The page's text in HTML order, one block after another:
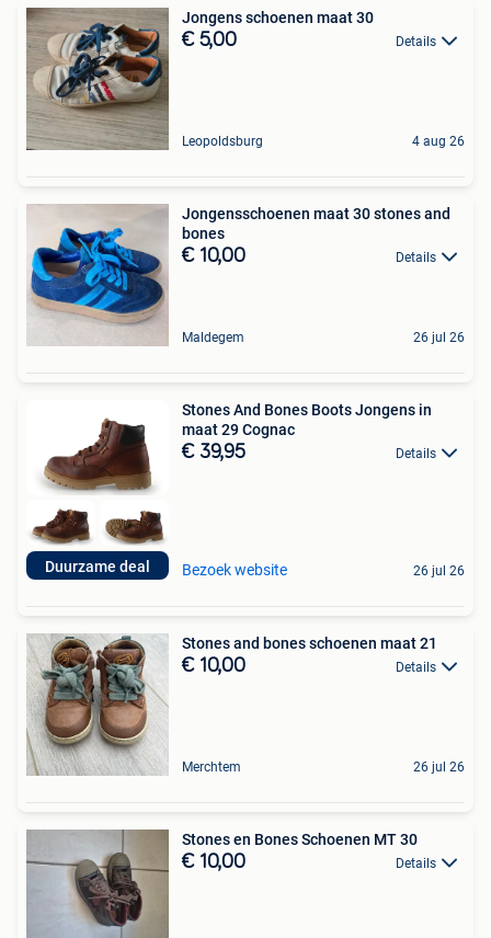
Jongens schoenen maat 30
€ 5,00 Details
Leopoldsburg 4 aug 26
Jongensschoenen maat 30 stones and
bones
€ 10,00 Details
Maldegem 26 jul 26
Duurzame deal
Stones And Bones Boots Jongens in
maat 29 Cognac
€ 39,95 Details
Bezoek website 26 jul 26
Stones and bones schoenen maat 21
€ 10,00 Details
Merchtem 26 jul 26
Stones en Bones Schoenen MT 30
€ 10,00 Details